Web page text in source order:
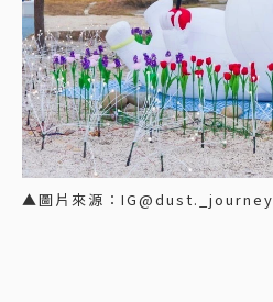
▲圖片來源：IG@dust._journey